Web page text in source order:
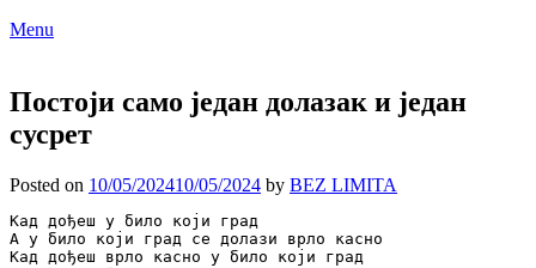
Menu
Постоји само један долазак и један
сусрет
Posted on 10/05/202410/05/2024 by BEZ LIMITA
Кад дођеш у било који град
А у било који град се долази врло касно
Кад дођеш врло касно у било који град